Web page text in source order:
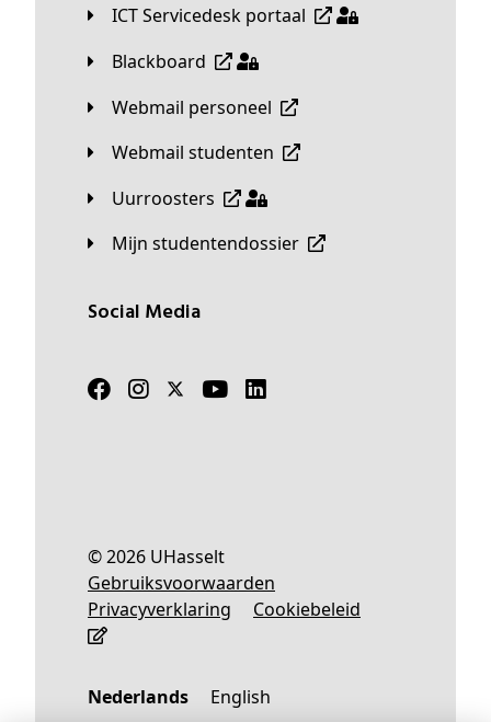
ICT Servicedesk portaal
Blackboard
Webmail personeel
Webmail studenten
Uurroosters
Mijn studentendossier
Social Media
© 2026 UHasselt
Gebruiksvoorwaarden
Privacyverklaring
Cookiebeleid
Nederlands English